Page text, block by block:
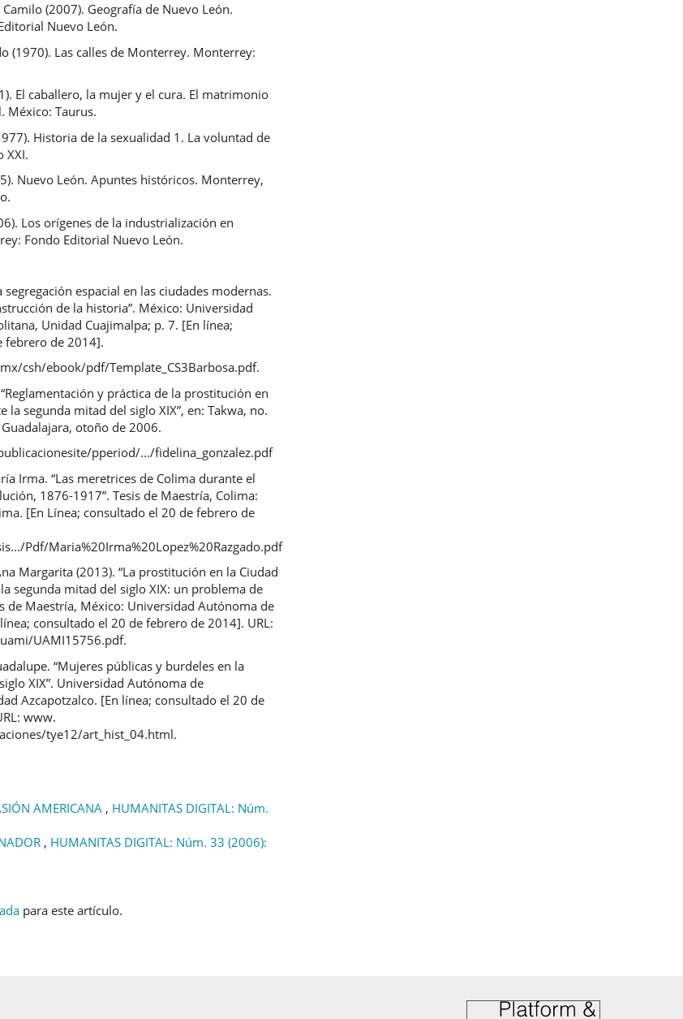
(2007). Geografía de Nuevo León.
Nuevo León.
(1970). Las calles de Monterrey. Monterrey:
El caballero, la mujer y el cura. El matrimonio
México: Taurus.
Historia de la sexualidad 1. La voluntad de
XXI.
Nuevo León. Apuntes históricos. Monterrey,
Los orígenes de la industrialización en
Fondo Editorial Nuevo León.
segregación espacial en las ciudades modernas.
de la historia”. México: Universidad
Unidad Cuajimalpa; p. 7. [En línea;
febrero de 2014].
csh/ebook/pdf/Template_CS3Barbosa.pdf.
y práctica de la prostitución en
la segunda mitad del siglo XIX”, en: Takwa, no.
otoño de 2006.
pperiod/.../fidelina_gonzalez.pdf
Irma. “Las meretrices de Colima durante el
1876-1917”. Tesis de Maestría, Colima:
[En Línea; consultado el 20 de febrero de
Pdf/Maria%20Irma%20Lopez%20Razgado.pdf
Margarita (2013). “La prostitución en la Ciudad
segunda mitad del siglo XIX: un problema de
de Maestría, México: Universidad Autónoma de
consultado el 20 de febrero de 2014]. URL:
UAMI15756.pdf.
“Mujeres públicas y burdeles en la
XIX”. Universidad Autónoma de
Azcapotzalco. [En línea; consultado el 20 de
www.
tye12/art_hist_04.html.
AMERICANA , HUMANITAS DIGITAL: Núm.
, HUMANITAS DIGITAL: Núm. 33 (2006):
para este artículo.